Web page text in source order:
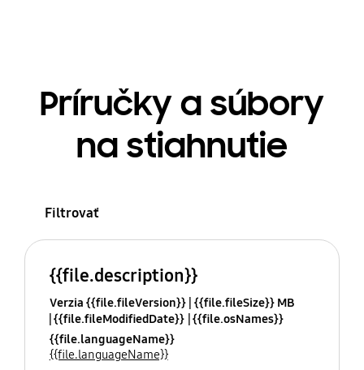
Príručky a súbory
na stiahnutie
Filtrovať
{{file.description}}
Verzia {{file.fileVersion}} {{file.fileSize}} MB
{{file.fileModifiedDate}} {{file.osNames}}
{{file.languageName}}
{{file.languageName}}